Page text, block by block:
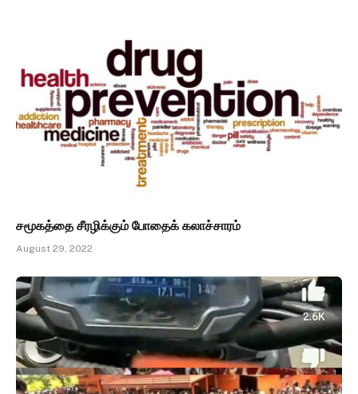
சமூகத்தை சீரழிக்கும் போதைக் கலாச்சாரம்
August 29, 2022